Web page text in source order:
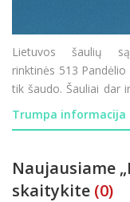
Lietuvos šaulių
rinktinės 513
tik šaudo. Šauliai dar
komandą Pandėlyje
Trumpa informacija
Naujausiame
skaitykite (0)